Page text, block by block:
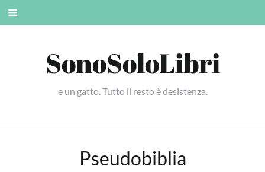
Skip
SonoSoloLibri
e un gatto. Tutto il resto è desistenza.
Pseudobiblia